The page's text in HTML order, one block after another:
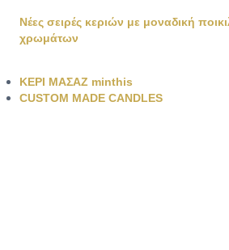
Νέες σειρές κεριών με μοναδική
χρωμάτων
ΚΕΡΙ ΜΑΣΑΖ minthis
CUSTOM MADE CANDLES